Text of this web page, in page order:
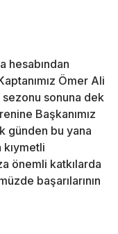
hesabından
Ömer Ali
sonuna dek
Başkanımız
günden bu yana
kıymetli
önemli katkılarda
başarılarının